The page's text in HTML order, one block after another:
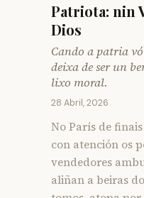
Patriota: nin
Dios
Cando a patria
deixa de ser un
lixo moral.
28 Abril, 2026
No París de
con atención os
vendedores
aliñan a beiras